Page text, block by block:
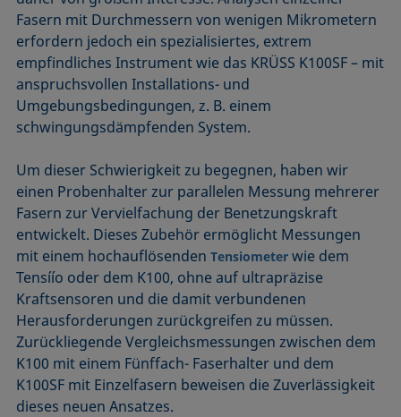
Fasern mit Durchmessern von wenigen Mikrometern
erfordern jedoch ein spezialisiertes, extrem
empfindliches Instrument wie das KRÜSS K100SF – mit
anspruchsvollen Installations- und
Umgebungsbedingungen, z. B. einem
schwingungsdämpfenden System.
Um dieser Schwierigkeit zu begegnen, haben wir
einen Probenhalter zur parallelen Messung mehrerer
Fasern zur Vervielfachung der Benetzungskraft
entwickelt. Dieses Zubehör ermöglicht Messungen
mit einem hochauflösendenTensiometer wie dem
Tensíío oder dem K100, ohne auf ultrapräzise
Kraftsensoren und die damit verbundenen
Herausforderungen zurückgreifen zu müssen.
Zurückliegende Vergleichsmessungen zwischen dem
K100 mit einem Fünffach- Faserhalter und dem
K100SF mit Einzelfasern beweisen die Zuverlässigkeit
dieses neuen Ansatzes.